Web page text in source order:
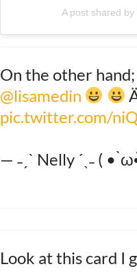
A post shared by
On the other
@lisamedin
pic.twitter.com/
— ˗ˏˋ
Look at this card I